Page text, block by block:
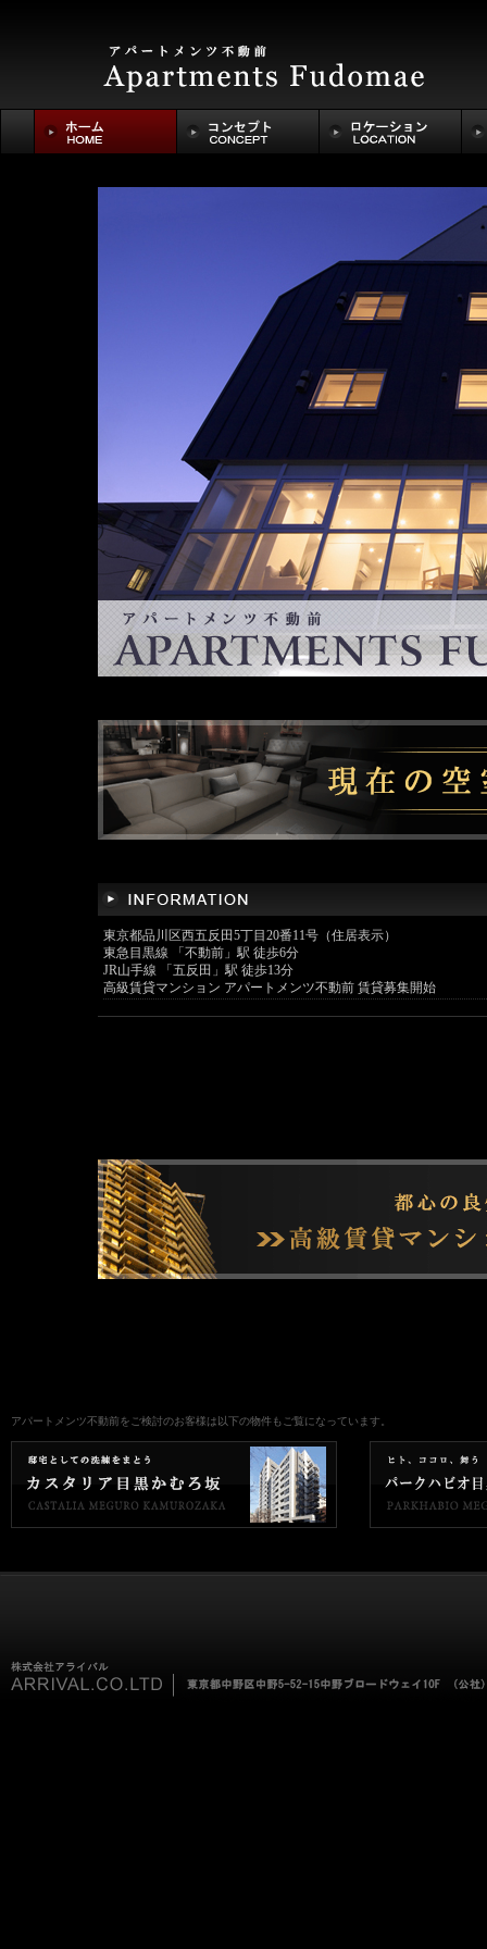
東京都品川区西五反田5丁目20番11号（住居表示）
東急目黒線 「不動前」駅 徒歩6分
JR山手線 「五反田」駅 徒歩13分
高級賃貸マンション アパートメンツ不動前 賃貸募集開始
アパートメンツ不動前をご検討のお客様は以下の物件もご覧になっています。